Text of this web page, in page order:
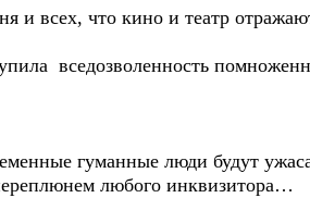
и всех, что кино и театр
вседозволенность
гуманные люди будут
любого инквизитора…